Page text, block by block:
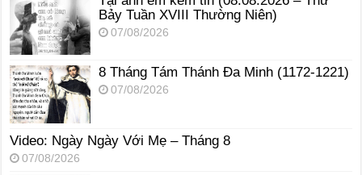
Bảy Tuần XVIII Thường Niên)
07/08/2026
8 Tháng Tám Thánh Ða Minh (1172-1221)
07/08/2026
Video: Ngày Ngày Với Mẹ – Tháng 8
07/08/2026